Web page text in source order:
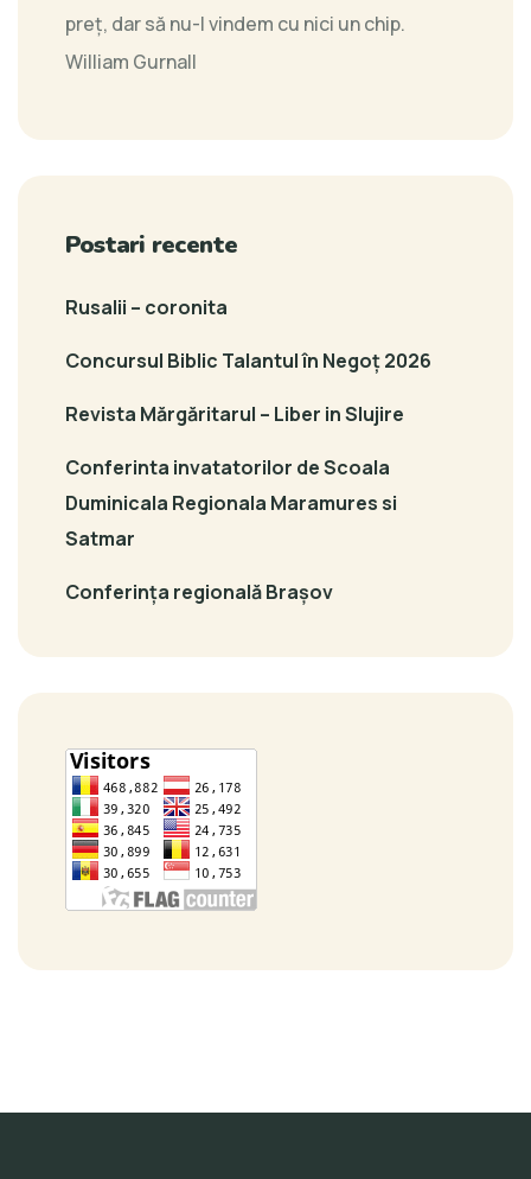
preţ, dar să nu-l vindem cu nici un chip.
William Gurnall
Postari recente
Rusalii – coronita
Concursul Biblic Talantul în Negoț 2026
Revista Mărgăritarul – Liber in Slujire
Conferinta invatatorilor de Scoala
Duminicala Regionala Maramures si
Satmar
Conferința regională Brașov